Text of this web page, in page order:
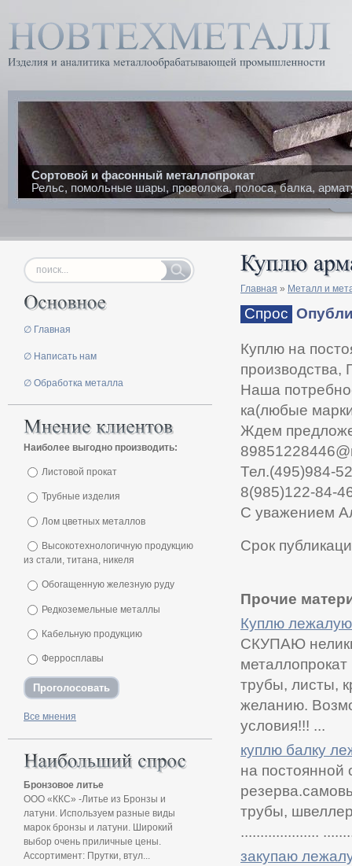
Сортовой и фасонный металлопрокат
Рельс, помольные шары, проволока, полоса, балка,
Главная » Металл и
Спрос
Куплю на
производства,
Наша
ка(любые
Ждем
Тел.(495)984-
8(985)122-84-
С уважением
Срок
Прочие
Куплю лежалую
СКУПАЮ
трубы, листы,
желанию.
условия!!! ...
куплю балку
на постоянной
трубы,
....................
закупаю
∅ Главная
∅ Написать нам
∅ Обработка металла
Наиболее выгодно производить:
Листовой прокат
Трубные изделия
Лом цветных металлов
Высокотехнологичную продукцию
из стали, титана, никеля
Обогащенную железную руду
Редкоземельные металлы
Кабельную продукцию
Ферросплавы
Все мнения
Бронзовое литье
ООО «ККС» -Литье из Бронзы и
латуни. Используем разные виды
марок бронзы и латуни. Широкий
выбор очень приличные цены.
Ассортимент: Прутки, втул...